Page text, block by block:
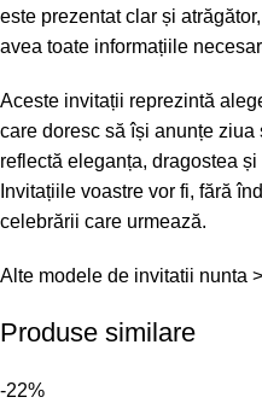
este prezentat clar și
avea toate informațiile
Aceste invitații reprezintă
care doresc să își anunțe
reflectă eleganța, dragostea
Invitațiile voastre vor fi, fără
celebrării care urmează.
Alte modele de invitatii nunta
Produse similare
-22%